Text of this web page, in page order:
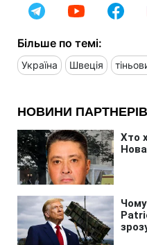
Більше по темі:
Україна Швеція